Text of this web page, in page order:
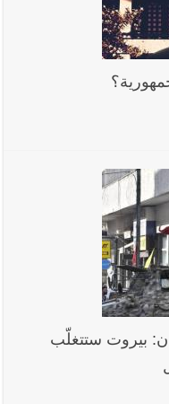
بيروت ستتغلّب